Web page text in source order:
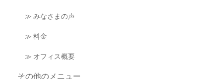
≫ みなさまの声
≫ 料金
≫ オフィス概要
その他のメニュー